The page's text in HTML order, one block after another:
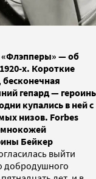
«Флэпперы» — об
х. Короткие
гепард — героинь
купались в ней с
низов. Forbes
Бейкер
выйти
добродушного